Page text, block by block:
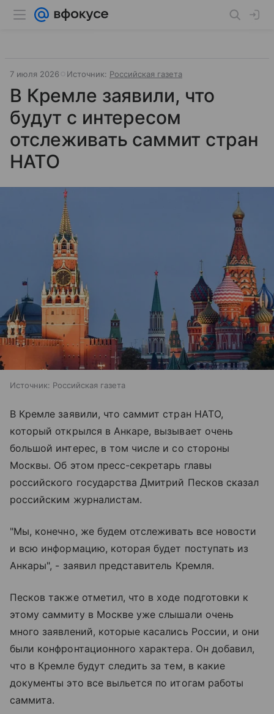
7 июля 2026 Источник: Российская газета
В Кремле заявили, что
будут с интересом
отслеживать саммит стран
НАТО
Источник: Российская газета
В Кремле заявили, что саммит стран НАТО,
который открылся в Анкаре, вызывает очень
большой интерес, в том числе и со стороны
Москвы. Об этом пресс-секретарь главы
российского государства Дмитрий Песков сказал
российским журналистам.
"Мы, конечно, же будем отслеживать все новости
и всю информацию, которая будет поступать из
Анкары", - заявил представитель Кремля.
Песков также отметил, что в ходе подготовки к
этому саммиту в Москве уже слышали очень
много заявлений, которые касались России, и они
были конфронтационного характера. Он добавил,
что в Кремле будут следить за тем, в какие
документы это все выльется по итогам работы
саммита.